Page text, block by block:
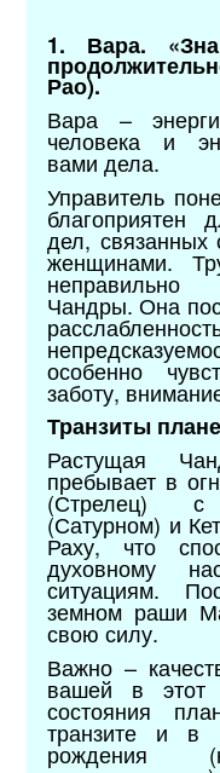
1. Вара.
Рао).
Вара –
человека и
вами дела.
Управитель
благоприятен
дел,
женщинами.
неправильно
Чандры. Она
особенно
заботу,
Транзиты
Растущая
пребывает в
(Стрелец) с
(Сатурном) и
Раху, что
духовному
ситуациям.
земном раши
свою силу.
Важно –
вашей в этот
состояния
транзите и в
рождения